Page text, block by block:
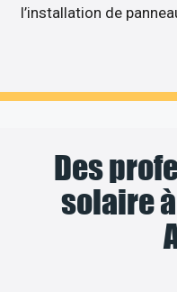
l’installation de
Des
solaire